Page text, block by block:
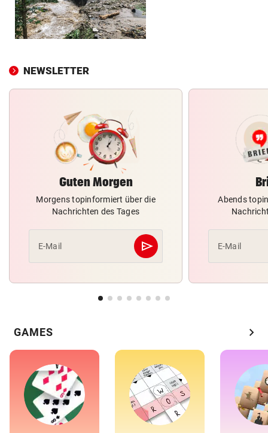
NEWSLETTER
Guten Morgen
Morgens topinformiert über die
Nachrichten des Tages
E-Mail send
Abschicken
Abends
E-Mail
GAMES chevron_right